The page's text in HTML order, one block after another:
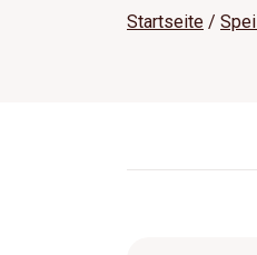
Startseite